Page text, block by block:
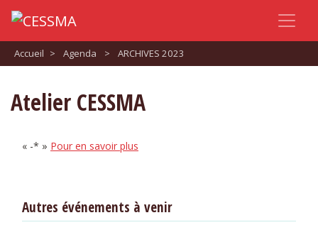
Accueil > Agenda > ARCHIVES 2023
Atelier CESSMA
« -* » Pour en savoir plus
Autres événements à venir